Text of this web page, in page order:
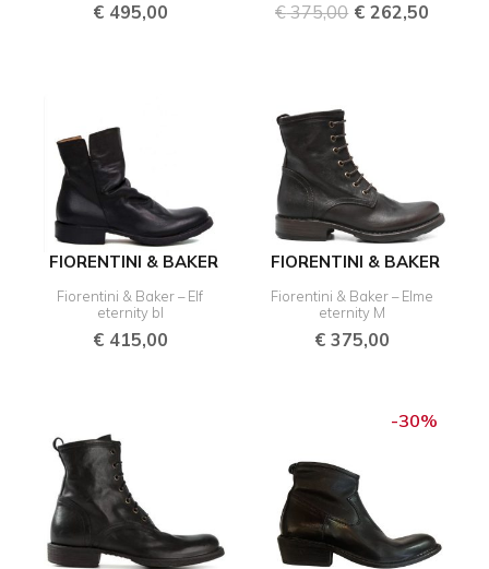
€495,00 €375,00 € 262,50
FIORENTINI & BAKER
Fiorentini & Baker – Elf
eternity bl
€415,00
FIORENTINI & BAKER
Fiorentini & Baker – Elme
eternity M
€ 375,00
-30%
was:
is: